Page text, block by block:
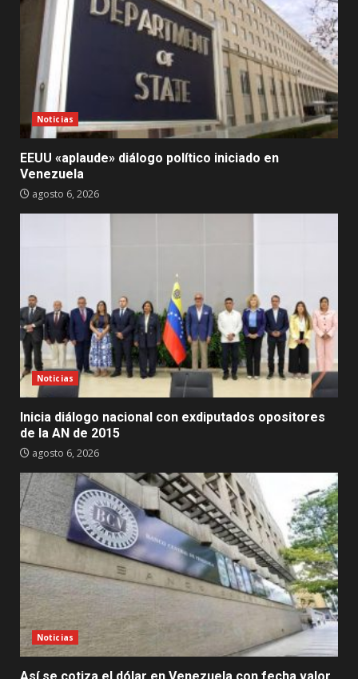
Noticias
EEUU «aplaude» diálogo político iniciado en
Venezuela
agosto 6, 2026
Noticias
Inicia diálogo nacional con exdiputados opositores
de la AN de 2015
agosto 6, 2026
Noticias